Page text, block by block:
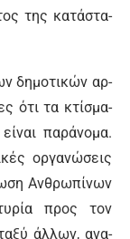
της κα­τά­στα­
δη­μο­τι­κών αρ­
ό­τι τα κτί­σμα­
πα­ρά­νο­μα.
ορ­γα­νώ­σεις
Αν­θρω­πί­νων
προς τον
άλ­λων, α­να­